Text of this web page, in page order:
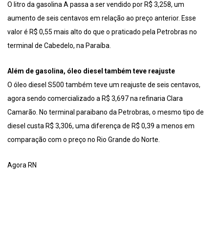
O litro da gasolina A passa a ser vendido por R$ 3,258, um
aumento de seis centavos em relação ao preço anterior. Esse
valor é R$ 0,55 mais alto do que o praticado pela Petrobras no
terminal de Cabedelo, na Paraíba.
Além de gasolina, óleo diesel também teve reajuste
O óleo diesel S500 também teve um reajuste de seis centavos,
agora sendo comercializado a R$ 3,697 na refinaria Clara
Camarão. No terminal paraibano da Petrobras, o mesmo tipo de
diesel custa R$ 3,306, uma diferença de R$ 0,39 a menos em
comparação com o preço no Rio Grande do Norte.
Agora RN